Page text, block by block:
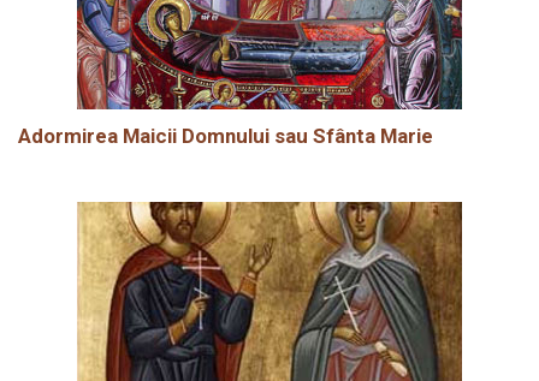
Adormirea Maicii Domnului sau Sfânta Marie